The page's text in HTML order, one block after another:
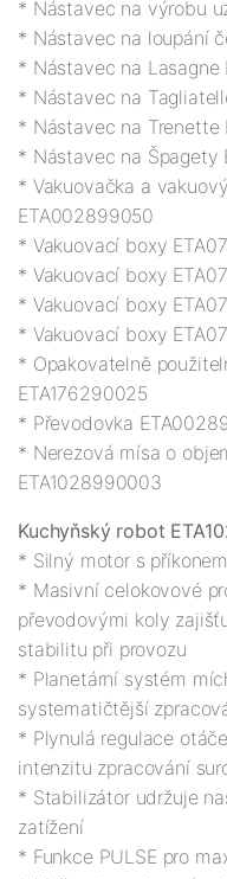
* Nástavec na výrobu
* Nástavec na loupání
* Nástavec na Lasagne
* Nástavec na
* Nástavec na Trenette
* Nástavec na Špagety
* Vakuovačka a
ETA002899050
* Vakuovací boxy
* Vakuovací boxy
* Vakuovací boxy
* Vakuovací boxy
* Opakovatelně
ETA176290025
* Převodovka
* Nerezová mísa o
Kuchyňský robot
* Silný motor s
* Masivní celokovové
převodovými koly
stabilitu při provozu
* Planetární systém
systematičtější
* Plynulá regulace
intenzitu zpracování
* Stabilizátor udržuje
zatížení
* Funkce PULSE pro